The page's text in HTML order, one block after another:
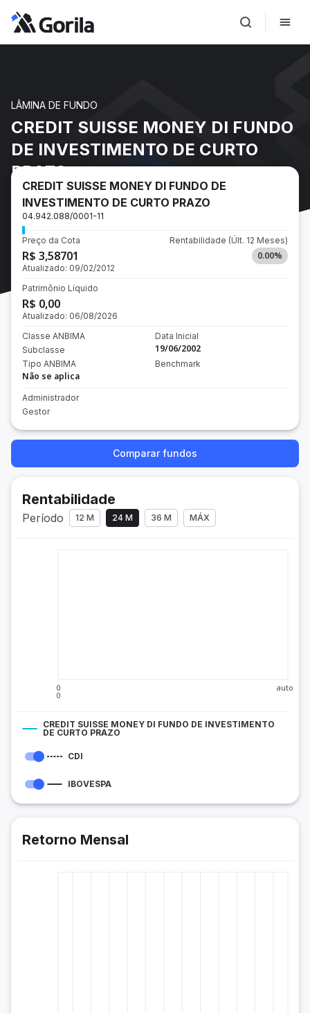
LÂMINA DE FUNDO
CREDIT SUISSE MONEY DI FUNDO
DE INVESTIMENTO DE CURTO
PRAZO
CREDIT SUISSE MONEY DI FUNDO DE
INVESTIMENTO DE CURTO PRAZO
04.942.088/0001-11
Preço da Cota
R$ 3,58701
Atualizado: 09/02/2012
Rentabilidade (Últ. 12 Meses)
0.00%
Patrimônio Líquido
R$ 0,00
Atualizado: 06/08/2026
Classe ANBIMA
Subclasse
Tipo ANBIMA
Não se aplica
Data Inicial
19/06/2002
Benchmark
Administrador
Gestor
Comparar fundos
Rentabilidade
Período 12 M 24 M 36 M MÁX
0
0
auto
CREDIT SUISSE MONEY DI FUNDO DE INVESTIMENTO
DE CURTO PRAZO
CDI
IBOVESPA
Retorno Mensal